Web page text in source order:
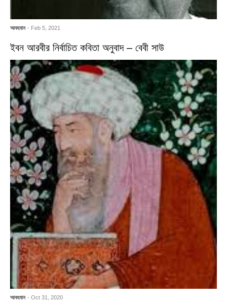
আবহমান - Feb 5, 2021
ইবন আরবীর নির্বাচিত কবিতা অনুবাদ – বেবী সাউ
আবহমান - Oct 31, 2020